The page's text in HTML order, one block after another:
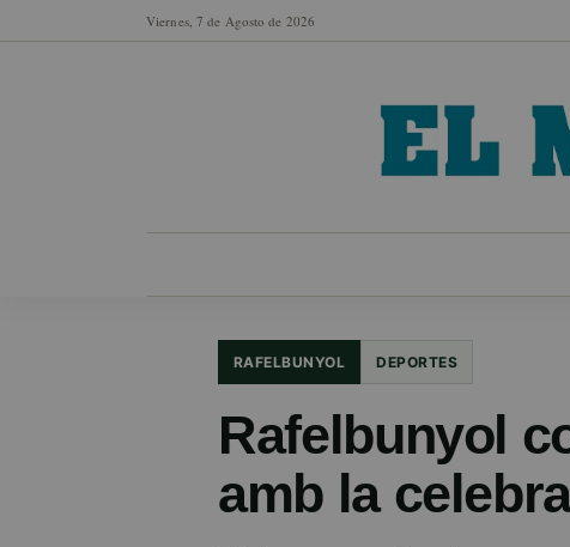
Viernes, 7 de Agosto de 2026
RAFELBUNYOL DEPORTES
Rafelbunyol
amb la